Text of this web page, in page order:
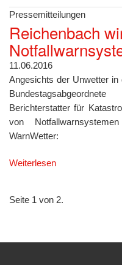
Pressemitteilungen
Reichenbach
11.06.2016
Angesichts der Unwetter
Berichterstatter für
von
WarnWetter:
Weiterlesen
Seite 1 von 2.